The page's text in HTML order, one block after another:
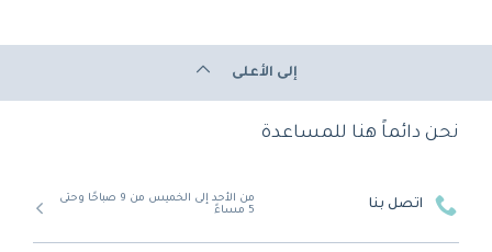
إلى الأعلى
نحن دائماً هنا للمساعدة
اتصل بنا
من الأحد إلى الخميس من 9 صباحًا وحتى
5 مساءً